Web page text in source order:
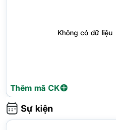
Không có dữ liệu
Thêm mã CK
Sự kiện